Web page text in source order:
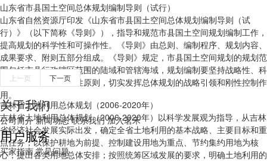
山东省市县国土空间总体规划编制导则（试行）
山东省自然资源厅印发《山东省市县国土空间总体规划编制导则（试
行）》（以下简称《导则》），指导和规范市县国土空间规划编制工作，
提高规划的科学性和可操作性。《导则》由总则、编制程序、规划内容、
成果要求、附则五部分组成。《导则》规定，市县国土空间规划的规划范
围包括市县行政辖区范围的陆域和管辖海域，规划编制要坚持战略性、科
学性、协调性、操作性原则，切实发挥总体规划的战略引领和刚性控制作
用。
吉林省土地利用总体规划（2006-2020年）
吉林省土地利用总体规划（2006-2020年）以科学发展观为指导，从吉林
省经济社会发展实际出发，确定全省土地利用的基本战略、主要目标和重
点任务；以保护耕地为前提、控制建设用地为重点、节约集约用地为核
心，提出各类用地总体安排；按照统筹区域发展的要求，明确土地利用的
上一页 下一页
关于我们
公司简介 新闻动态 联系我们 加入茗禾
用户服务
买家指南 常见问题